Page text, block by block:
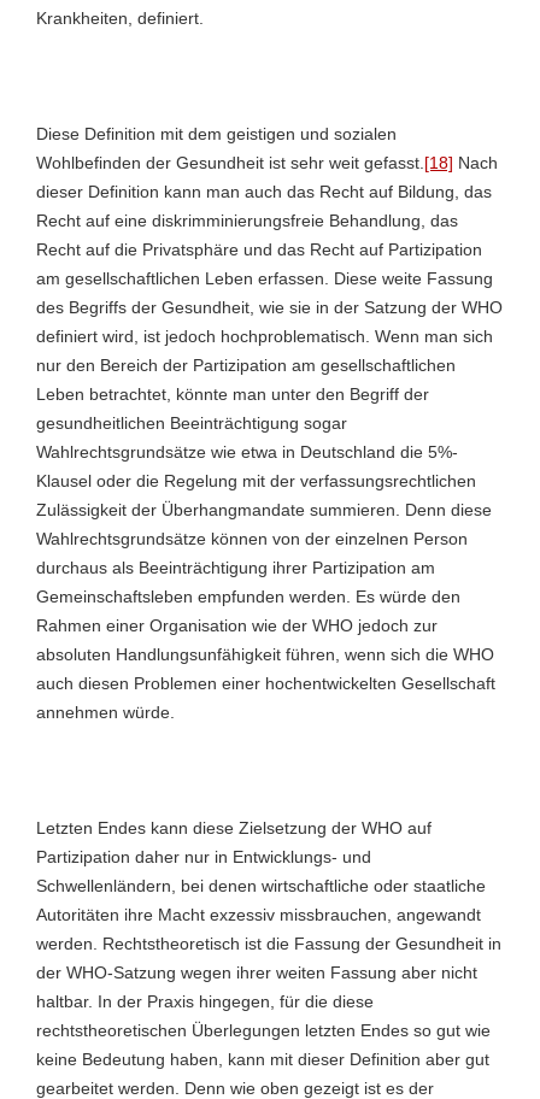
Krankheiten, definiert.
Diese Definition mit dem geistigen und sozialen
Wohlbefinden der Gesundheit ist sehr weit gefasst. [18] Nach
dieser Definition kann man auch das Recht auf Bildung, das
Recht auf eine diskrimminierungsfreie Behandlung, das
Recht auf die Privatsphäre und das Recht auf Partizipation
am gesellschaftlichen Leben erfassen. Diese weite Fassung
des Begriffs der Gesundheit, wie sie in der Satzung der WHO
definiert wird, ist jedoch hochproblematisch. Wenn man sich
nur den Bereich der Partizipation am gesellschaftlichen
Leben betrachtet, könnte man unter den Begriff der
gesundheitlichen Beeinträchtigung sogar
Wahlrechtsgrundsätze wie etwa in Deutschland die 5%-
Klausel oder die Regelung mit der verfassungsrechtlichen
Zulässigkeit der Überhangmandate summieren. Denn diese
Wahlrechtsgrundsätze können von der einzelnen Person
durchaus als Beeinträchtigung ihrer Partizipation am
Gemeinschaftsleben empfunden werden. Es würde den
Rahmen einer Organisation wie der WHO jedoch zur
absoluten Handlungsunfähigkeit führen, wenn sich die WHO
auch diesen Problemen einer hochentwickelten Gesellschaft
annehmen würde.
Letzten Endes kann diese Zielsetzung der WHO auf
Partizipation daher nur in Entwicklungs- und
Schwellenländern, bei denen wirtschaftliche oder staatliche
Autoritäten ihre Macht exzessiv missbrauchen, angewandt
werden. Rechtstheoretisch ist die Fassung der Gesundheit in
der WHO-Satzung wegen ihrer weiten Fassung aber nicht
haltbar. In der Praxis hingegen, für die diese
rechtstheoretischen Überlegungen letzten Endes so gut wie
keine Bedeutung haben, kann mit dieser Definition aber gut
gearbeitet werden. Denn wie oben gezeigt ist es der